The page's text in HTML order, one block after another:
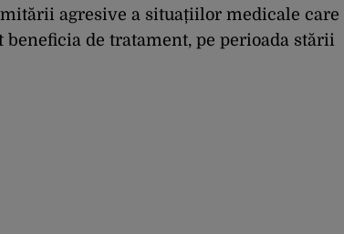
agresive a situațiilor medicale care
de tratament, pe perioada stării